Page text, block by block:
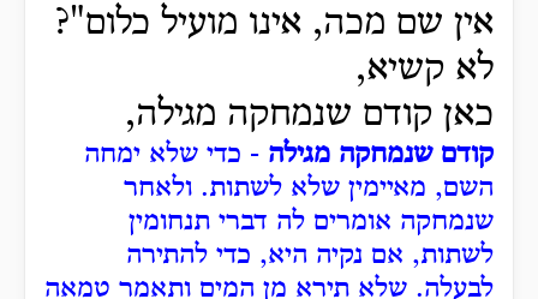
אין שם מכה, אינו מועיל כלום"?
לא קשיא,
כאן קודם שנמחקה מגילה,
קודם שנמחקה מגילה - כדי שלא ימחה
השם, מאיימין שלא לשתות. ולאחר
שנמחקה אומרים לה דברי תנחומין
לשתות, אם נקיה היא, כדי להתירה
לבעלה. שלא תירא מן המים ותאמר טמאה